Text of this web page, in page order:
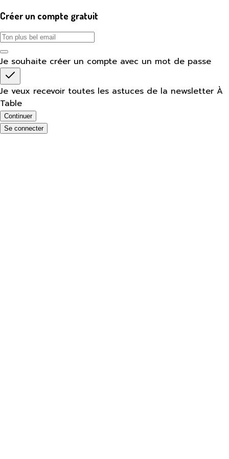
Créer un compte gratuit
Je souhaite créer un compte avec un mot de passe
Je veux recevoir toutes les astuces de la newsletter À
Table
Continuer
Se connecter